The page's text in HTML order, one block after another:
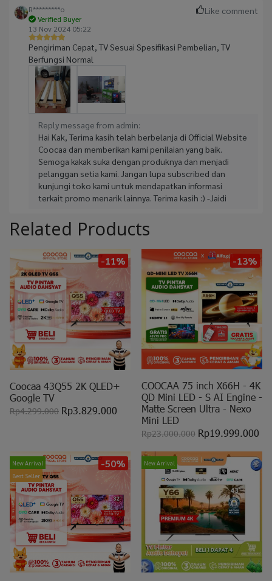
R*********o
Verified Buyer
13 Nov 2024 05:22
Pengiriman Cepat, TV Sesuai Spesifikasi Pembelian, TV
Berfungsi Normal
Reply message from admin:
Hai Kak, Terima kasih telah berbelanja di Official Website
Coocaa dan memberikan kami penilaian yang baik.
Semoga kakak suka dengan produknya dan menjadi
pelanggan setia kami. Jangan lupa subscribed dan
kunjungi toko kami untuk mendapatkan informasi
terkait promo menarik lainnya. Terima kasih :) -Jaidi
Like comment
Related Products
-11%
Coocaa 43Q55 2K QLED+
Google TV
Rp4.299.000 Rp3.829.000
-13%
COOCAA 75 inch X66H - 4K
QD Mini LED - S AI Engine -
Matte Screen Ultra - Nexo
Mini LED
Rp23.000.000 Rp19.999.000
New Arrival
Best Seller
-50% New Arrival